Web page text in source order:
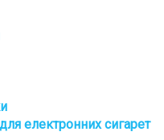
електронних сигарет